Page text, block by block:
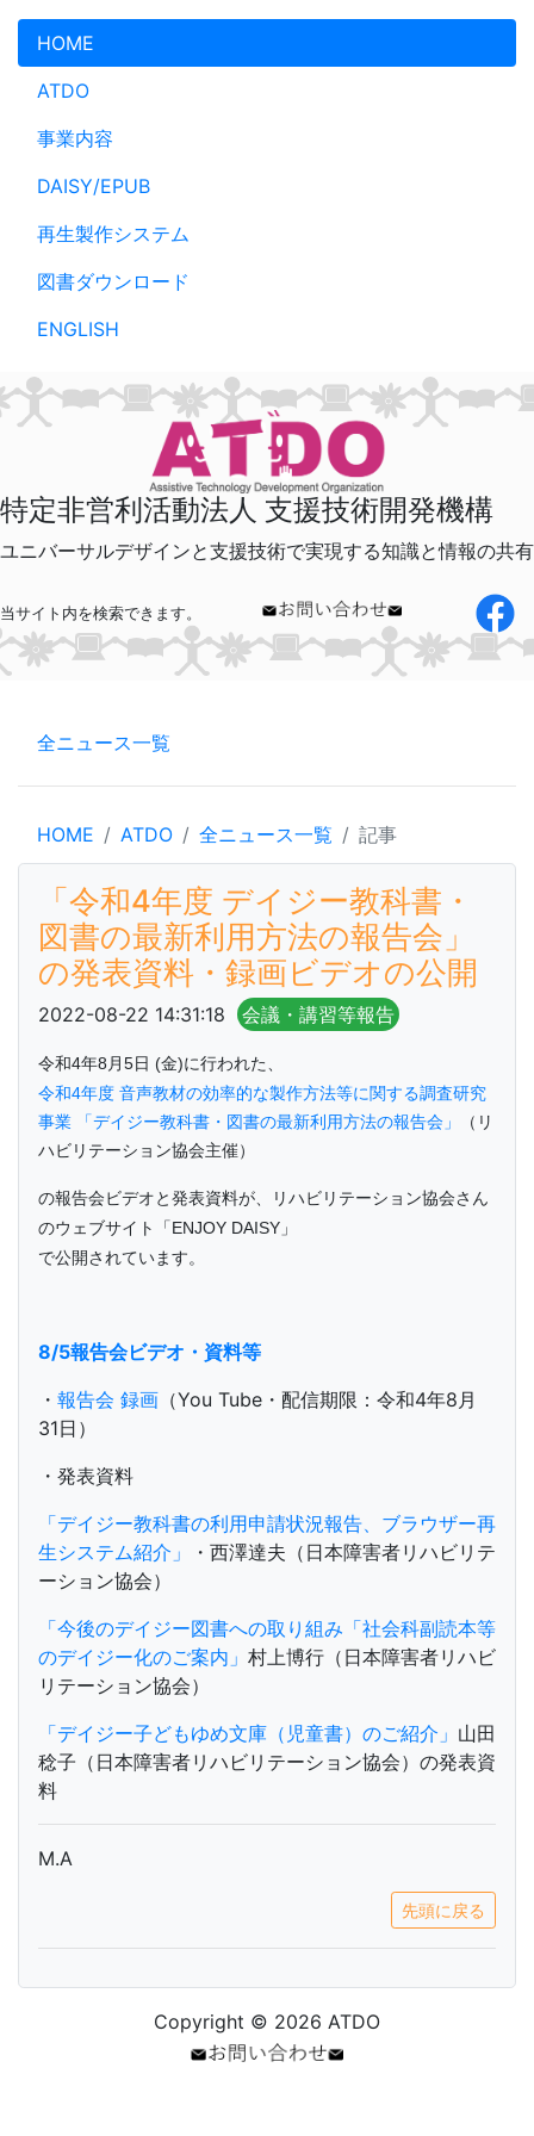
メインコンテンツへスキップ
HOME
ATDO
事業内容
DAISY/EPUB
再生製作システム
図書ダウンロード
ENGLISH
特定非営利活動法人 支援技術開発機構
ユニバーサルデザインと支援技術で実現する知識と情報の共有
当サイト内を検索できます。
全ニュース一覧
HOME ATDO 全ニュース一覧 記事
「令和4年度 デイジー教科書・
図書の最新利用方法の報告会」
の発表資料・録画ビデオの公開
2022-08-22 14:31:18 会議・講習等報告
令和4年8月5日 (金)に行われた、
令和4年度 音声教材の効率的な製作方法等に関する調査研究
事業 「デイジー教科書・図書の最新利用方法の報告会」
（リ
ハビリテーション協会主催）
の報告会ビデオと発表資料が、リハビリテーション協会さん
のウェブサイト「ENJOY DAISY」
で公開されています。
8/5報告会ビデオ・資料等
・ 報告会 録画 （You Tube・配信期限：令和4年8月
31日）
・発表資料
「デイジー教科書の利用申請状況報告、ブラウザー再
生システム紹介」
・西澤達夫（日本障害者リハビリテ
ーション協会）
「今後のデイジー図書への取り組み「社会科副読本等
のデイジー化のご案内」 村上博行（日本障害者リハビ
リテーション協会）
「デイジー子どもゆめ文庫（児童書）のご紹介」 山田
稔子（日本障害者リハビリテーション協会）の発表資
料
M.A
先頭に戻る
Copyright © 2026 ATDO